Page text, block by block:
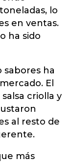
lo
en ventas.
ha sido
sabores ha
El
criolla y
al resto de
más